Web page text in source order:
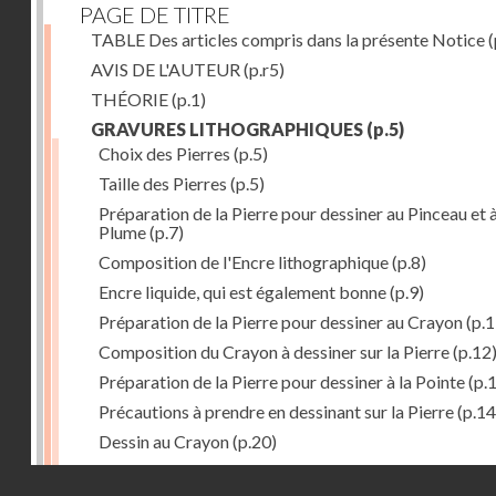
PAGE DE TITRE
TABLE Des articles compris dans la présente Notice
AVIS DE L'AUTEUR (p.r5)
THÉORIE(p.1)
GRAVURES LITHOGRAPHIQUES (p.5)
Choix des Pierres (p.5)
Taille des Pierres (p.5)
Préparation de la Pierre pour dessiner au Pinceau et
Plume(p.7)
Composition de l'Encre lithographique(p.8)
Encre liquide, qui est également bonne(p.9)
Préparation de la Pierre pour dessiner au Crayon
Composition du Crayon à dessiner sur la Pierre(p.12)
Préparation de la Pierre pour dessiner à la Pointe
Précautions à prendre en dessinant sur la Pierre
Dessin au Crayon(p.20)
Dessin à l'Encre(p.21)